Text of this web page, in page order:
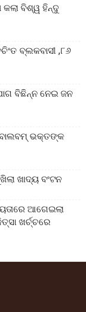
କଲା ବିଶ୍ୱ ହିନ୍ଦୁ
ବ୍ଲକବାସୀ ,୮୬
ବିଛିନ୍ନ ନେଇ ଜନ
ଭକ୍ତଙ୍କ
ଖାଦ୍ୟ ବଂଟନ
ଆଗେଇଲା
ଖର୍ଚ୍ଚରେ